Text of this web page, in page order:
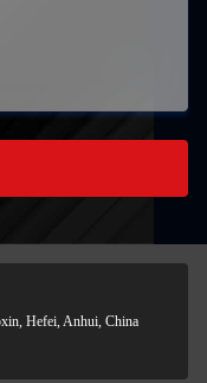
Hefei, Anhui, China